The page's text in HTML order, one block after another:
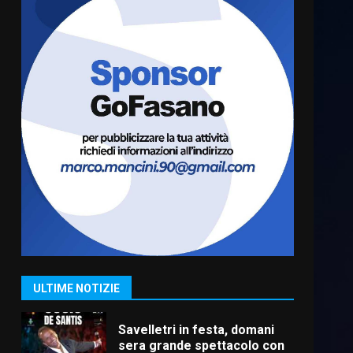
ULTIME NOTIZIE
Fasanese ferito a colpi di
arma da fuoco
6 Agosto 2026 18:13
7
Carta d’identità: continua il
piano di aperture
straordinarie del Comune di
Fasano
6 Agosto 2026 14:16
1
La Banda Città di Fasano apre
ufficialmente la Festa di
Savelletri in festa, domani
sera grande spettacolo con